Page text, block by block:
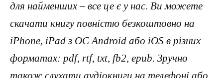
для найменших – все це є у нас. Ви можете
скачати книгу повністю безкоштовно на
iPhone, iPad з ОС Android або iOS в різних
форматах: pdf, rtf, txt, fb2, epub. Зручно